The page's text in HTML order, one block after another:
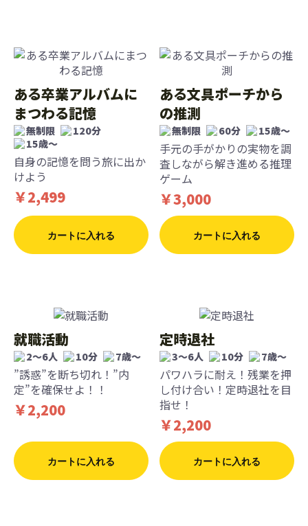
ある卒業アルバムに
まつわる記憶
無制限
120分
15歳〜
自身の記憶を問う旅に出か
けよう
￥2,499
カートに入れる
ある文具ポーチから
の推測
無制限 60分 15歳〜
手元の手がかりの実物を調
査しながら解き進める推理
ゲーム
￥3,000
カートに入れる
就職活動
2〜6人 10分 7歳〜
”誘惑”を断ち切れ！”内
定”を確保せよ！！
￥2,200
カートに入れる
定時退社
3〜6人 10分 7歳〜
パワハラに耐え！残業を押
し付け合い！定時退社を目
指せ！
￥2,200
カートに入れる